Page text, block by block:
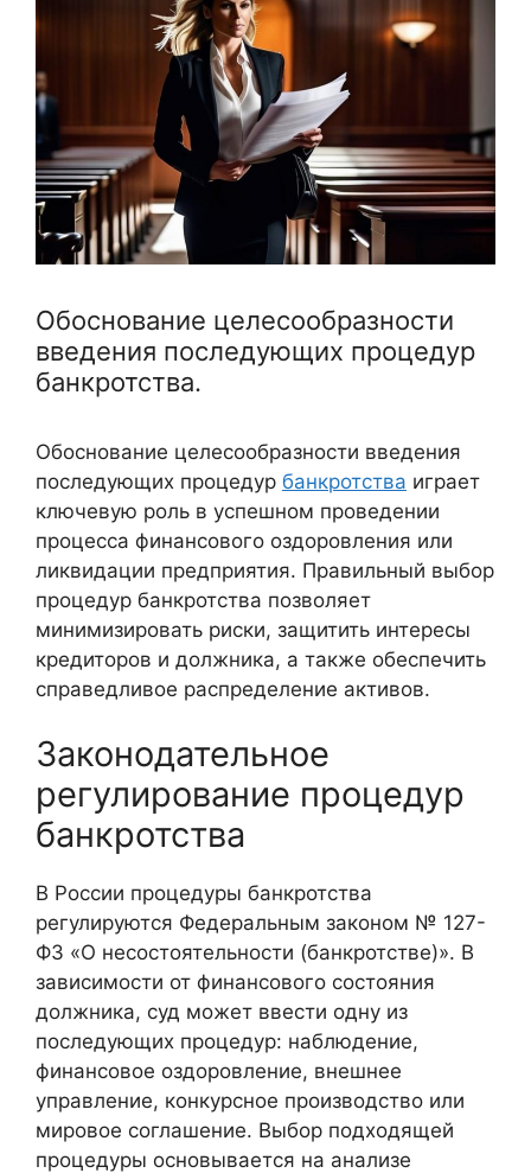
Обоснование целесообразности
введения последующих процедур
банкротства.
Обоснование целесообразности введения
последующих процедур банкротства играет
ключевую роль в успешном проведении
процесса финансового оздоровления или
ликвидации предприятия. Правильный выбор
процедур банкротства позволяет
минимизировать риски, защитить интересы
кредиторов и должника, а также обеспечить
справедливое распределение активов.
Законодательное
регулирование процедур
банкротства
В России процедуры банкротства
регулируются Федеральным законом № 127-
ФЗ «О несостоятельности (банкротстве)». В
зависимости от финансового состояния
должника, суд может ввести одну из
последующих процедур: наблюдение,
финансовое оздоровление, внешнее
управление, конкурсное производство или
мировое соглашение. Выбор подходящей
процедуры основывается на анализе